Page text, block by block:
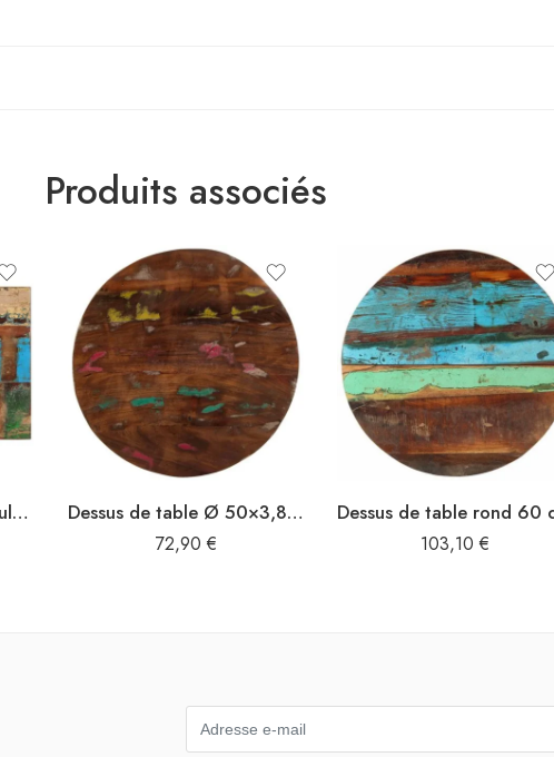
Produits associés
Dessus de table rectangulaire 60×90 cm 25-27 mm Bois récupéré Dessus de table Ø 50×3,8 cm rond bois massif de récupération
72,90 € 103,10 €